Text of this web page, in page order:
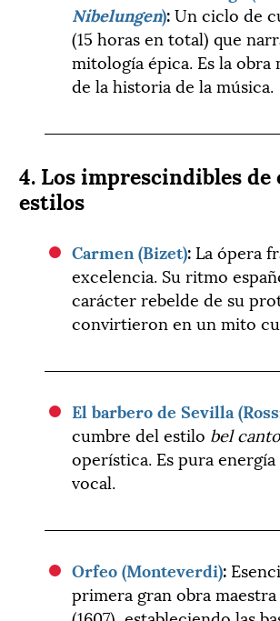
Nibelungen):Un ciclo de
(15 horas en total) que
mitología épica. Es la obra
de la historia de la música.
4. Los imprescindibles de
estilos
Carmen (Bizet): La ópera
excelencia. Su ritmo
carácter rebelde de su
convirtieron en un mito
El barbero de Sevilla
cumbre del estilo bel canto
operística. Es pura
vocal.
Orfeo (Monteverdi):
primera gran obra